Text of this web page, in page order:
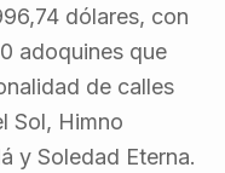
dólares, con
adoquines que
de calles
Sol, Himno
y Soledad Eterna.